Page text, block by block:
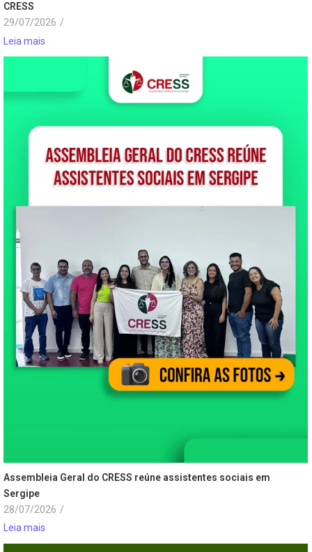
CRESS
29/07/2026 /
Leia mais
Assembleia Geral do CRESS reúne assistentes sociais em
Sergipe
28/07/2026 /
Leia mais